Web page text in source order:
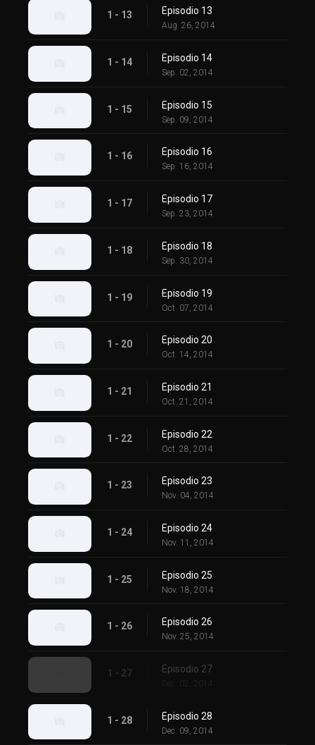
1 - 13 Episodio 13
Aug. 26, 2014
1 - 14 Episodio 14
Sep. 02, 2014
1 - 15 Episodio 15
Sep. 09, 2014
1 - 16 Episodio 16
Sep. 16, 2014
1 - 17 Episodio 17
Sep. 23, 2014
1 - 18 Episodio 18
Sep. 30, 2014
1 - 19 Episodio 19
Oct. 07, 2014
1 - 20 Episodio 20
Oct. 14, 2014
1 - 21 Episodio 21
Oct. 21, 2014
1 - 22 Episodio 22
Oct. 28, 2014
1 - 23 Episodio 23
Nov. 04, 2014
1 - 24 Episodio 24
Nov. 11, 2014
1 - 25 Episodio 25
Nov. 18, 2014
1 - 26 Episodio 26
Nov. 25, 2014
1 - 27 Episodio 27
Dec. 02, 2014
1 - 28 Episodio 28
Dec. 09, 2014